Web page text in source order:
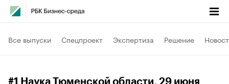
Все выпуски Спецпроект Экспертиза Решение
#1 Наука Тюменской области, 29 июня